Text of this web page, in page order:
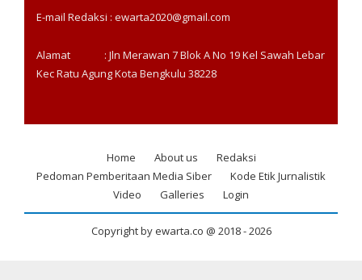
E-mail Redaksi : ewarta2020@gmail.com
Alamat : Jln Merawan 7 Blok A No 19 Kel Sawah Lebar
Kec Ratu Agung Kota Bengkulu 38228
Footer
Home About us
Redaksi
Pedoman Pemberitaan Media Siber
Kode Etik Jurnalistik
Video
Galleries Login
Copyright by ewarta.co @ 2018 -2026